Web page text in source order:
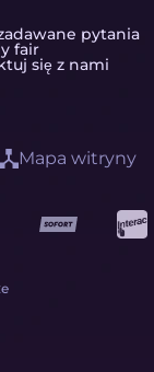
pytania
fair
się z nami
Mapa witryny